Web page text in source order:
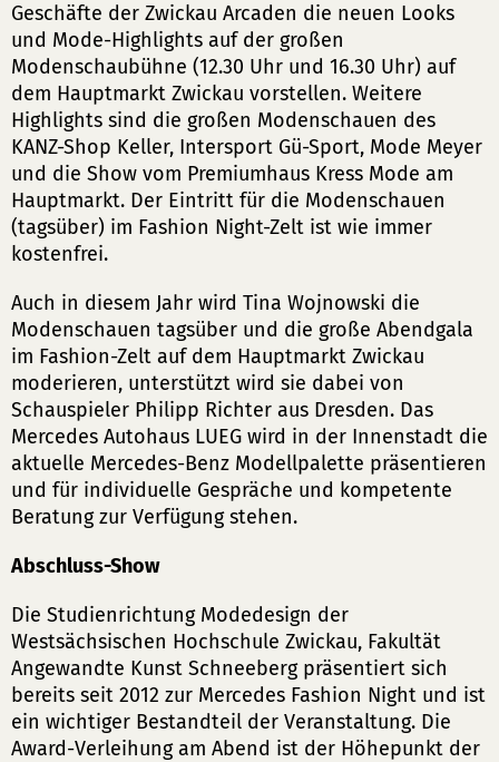
Geschäfte der Zwickau Arcaden die neuen Looks
und Mode-Highlights auf der großen
Modenschaubühne (12.30 Uhr und 16.30 Uhr) auf
dem Hauptmarkt Zwickau vorstellen. Weitere
Highlights sind die großen Modenschauen des
KANZ-Shop Keller, Intersport Gü-Sport, Mode Meyer
und die Show vom Premiumhaus Kress Mode am
Hauptmarkt. Der Eintritt für die Modenschauen
(tagsüber) im Fashion Night-Zelt ist wie immer
kostenfrei.
Auch in diesem Jahr wird Tina Wojnowski die
Modenschauen tagsüber und die große Abendgala
im Fashion-Zelt auf dem Hauptmarkt Zwickau
moderieren, unterstützt wird sie dabei von
Schauspieler Philipp Richter aus Dresden. Das
Mercedes Autohaus LUEG wird in der Innenstadt die
aktuelle Mercedes-Benz Modellpalette präsentieren
und für individuelle Gespräche und kompetente
Beratung zur Verfügung stehen.
Abschluss-Show
Die Studienrichtung Modedesign der
Westsächsischen Hochschule Zwickau, Fakultät
Angewandte Kunst Schneeberg präsentiert sich
bereits seit 2012 zur Mercedes Fashion Night und ist
ein wichtiger Bestandteil der Veranstaltung. Die
Award-Verleihung am Abend ist der Höhepunkt der